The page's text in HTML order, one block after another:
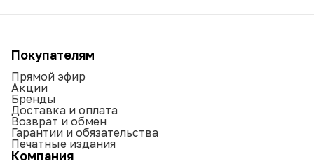
Покупателям
Прямой эфир
Акции
Бренды
Доставка и оплата
Возврат и обмен
Гарантии и обязательства
Печатные издания
Компания